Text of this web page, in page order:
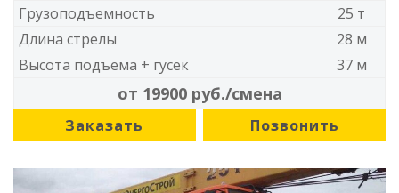
Грузоподъемность
25 т
Длина стрелы
28 м
Высота подъема + гусек
37 м
от 19900 руб./смена
Заказать Позвонить